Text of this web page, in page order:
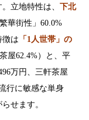
立地特性は、 下北
華街性」60.0%
徴は 「1人世帯」の
屋62.4%）と、平
万円、三軒茶屋
行に敏感な単身
せます。